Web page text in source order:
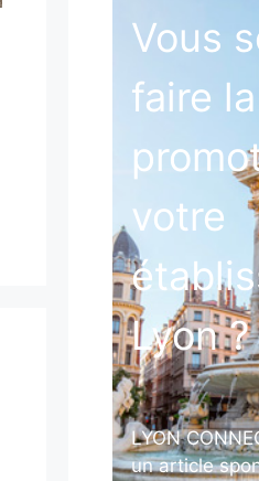
Vous
faire la
votre
Lyon ?
LYON
un article